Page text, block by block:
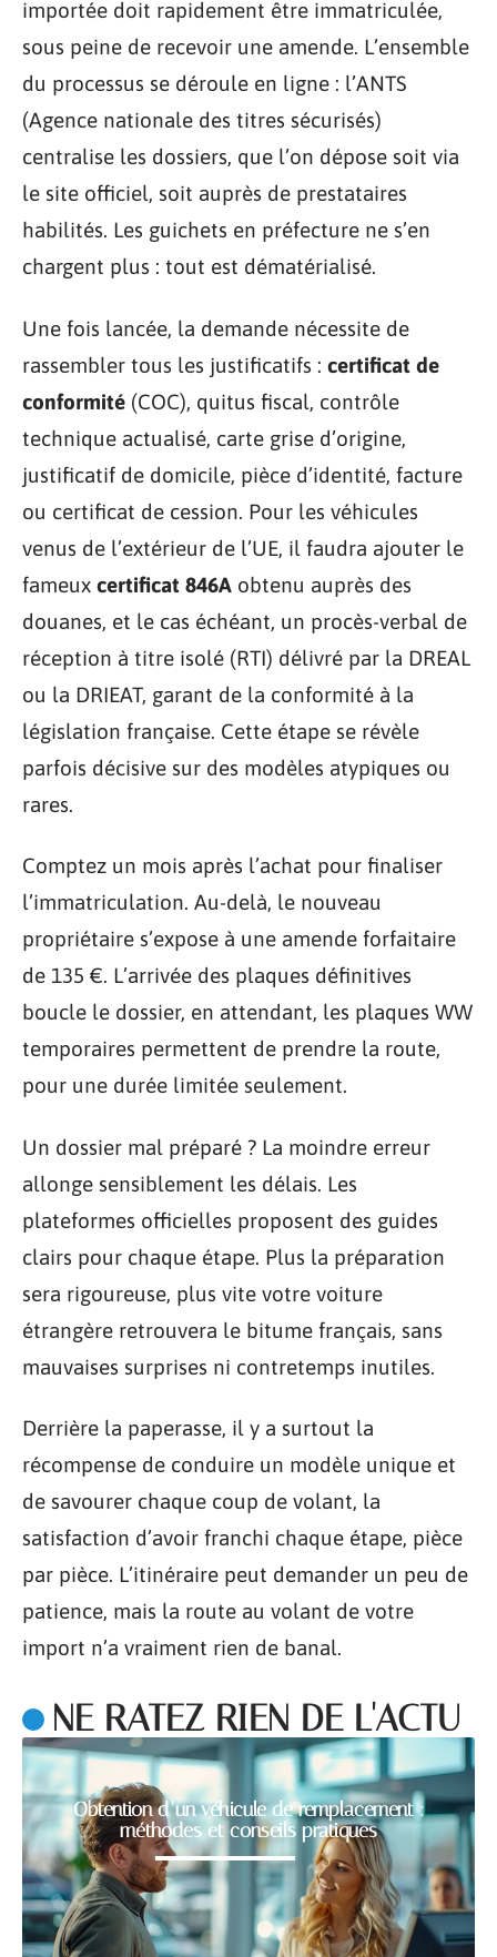
importée doit rapidement être immatriculée,
sous peine de recevoir une amende. L’ensemble
du processus se déroule en ligne : l’ANTS
(Agence nationale des titres sécurisés)
centralise les dossiers, que l’on dépose soit via
le site officiel, soit auprès de prestataires
habilités. Les guichets en préfecture ne s’en
chargent plus : tout est dématérialisé.
Une fois lancée, la demande nécessite de
rassembler tous les justificatifs : certificat de
conformité (COC), quitus fiscal, contrôle
technique actualisé, carte grise d’origine,
justificatif de domicile, pièce d’identité, facture
ou certificat de cession. Pour les véhicules
venus de l’extérieur de l’UE, il faudra ajouter le
fameux certificat 846A obtenu auprès des
douanes, et le cas échéant, un procès-verbal de
réception à titre isolé (RTI) délivré par la DREAL
ou la DRIEAT, garant de la conformité à la
législation française. Cette étape se révèle
parfois décisive sur des modèles atypiques ou
rares.
Comptez un mois après l’achat pour finaliser
l’immatriculation. Au-delà, le nouveau
propriétaire s’expose à une amende forfaitaire
de 135 €. L’arrivée des plaques définitives
boucle le dossier, en attendant, les plaques WW
temporaires permettent de prendre la route,
pour une durée limitée seulement.
Un dossier mal préparé ? La moindre erreur
allonge sensiblement les délais. Les
plateformes officielles proposent des guides
clairs pour chaque étape. Plus la préparation
sera rigoureuse, plus vite votre voiture
étrangère retrouvera le bitume français, sans
mauvaises surprises ni contretemps inutiles.
Derrière la paperasse, il y a surtout la
récompense de conduire un modèle unique et
de savourer chaque coup de volant, la
satisfaction d’avoir franchi chaque étape, pièce
par pièce. L’itinéraire peut demander un peu de
patience, mais la route au volant de votre
import n’a vraiment rien de banal.
NE RATEZ RIEN DE L'ACTU
Obtention d’un véhicule de remplacement :
méthodes et conseils pratiques